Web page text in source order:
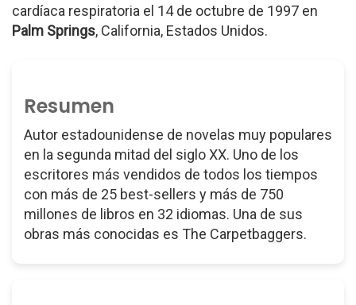
cardíaca respiratoria el 14 de octubre de 1997 en
Palm Springs, California, Estados Unidos.
Resumen
Autor estadounidense de novelas muy populares
en la segunda mitad del siglo XX. Uno de los
escritores más vendidos de todos los tiempos
con más de 25 best-sellers y más de 750
millones de libros en 32 idiomas. Una de sus
obras más conocidas es The Carpetbaggers.